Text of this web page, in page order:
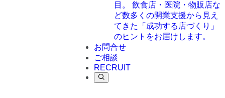
目。 飲食店・医院・物販店な
ど数多くの開業支援から見え
てきた「成功する店づくり」
のヒントをお届けします。
お問合せ
ご相談
RECRUIT